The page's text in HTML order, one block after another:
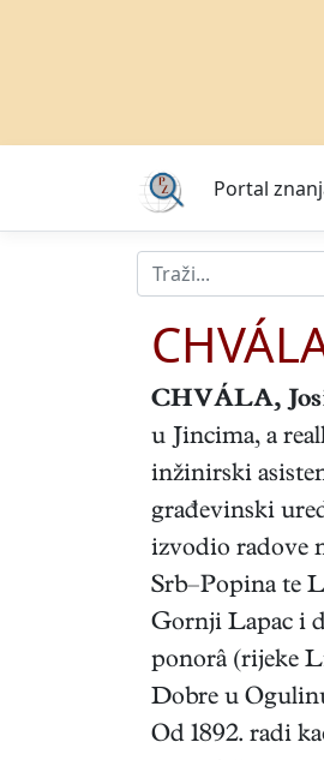
Portal
CHVÁLA,
u Jincima, a
inžinirski
građevinski
izvodio radove
Srb–Popina te
Gornji Lapac i
ponorâ (rijeke
Dobre u
Od 1892. radi